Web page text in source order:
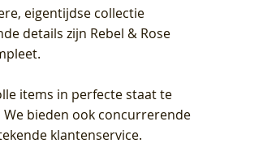
eigentijdse collectie
details zijn Rebel & Rose
items in perfecte staat te
bieden ook concurrerende
klantenservice.